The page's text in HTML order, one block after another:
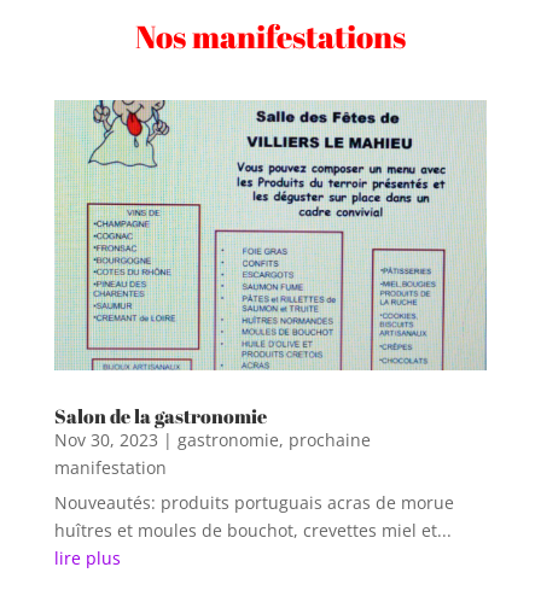
Nos manifestations
Salon de la gastronomie
Nov 30, 2023 | gastronomie, prochaine
manifestation
Nouveautés: produits portuguais acras de morue
huîtres et moules de bouchot, crevettes miel et...
lire plus